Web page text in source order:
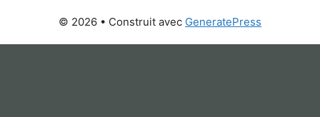
© 2026 • Construit avec GeneratePress